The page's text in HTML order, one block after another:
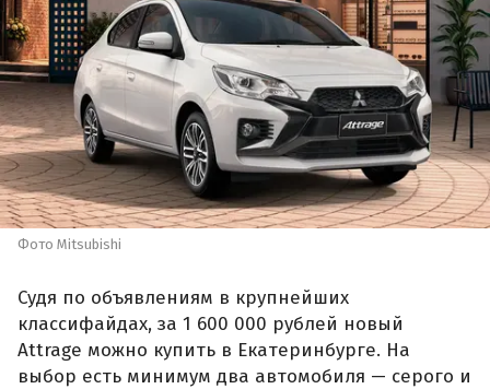
Фото Mitsubishi
Судя по объявлениям в крупнейших
классифайдах, за 1 600 000 рублей новый
Attrage можно купить в Екатеринбурге. На
выбор есть минимум два автомобиля — серого и